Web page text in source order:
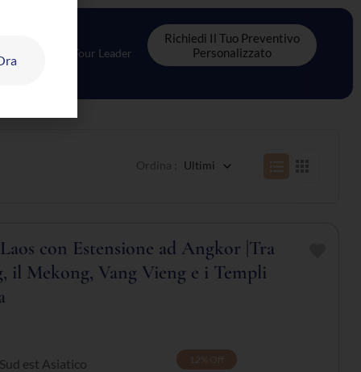
& Tour Leader
Richiedi Il Tuo Preventivo
Personalizzato
Ordina : Ultimi
con Estensione ad Angkor |Tra
il Mekong, Vang Vieng e i Templi
Sud est Asiatico
12% Off